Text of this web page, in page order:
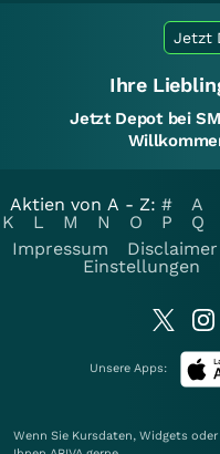
Jetzt
Ihre
Jetzt Depot bei
Aktien von A - Z: # A
K
L M N O P Q
Impressum
Disclaimer
Einstellungen
Unsere Apps:
Wenn Sie Kursdaten, Widgets